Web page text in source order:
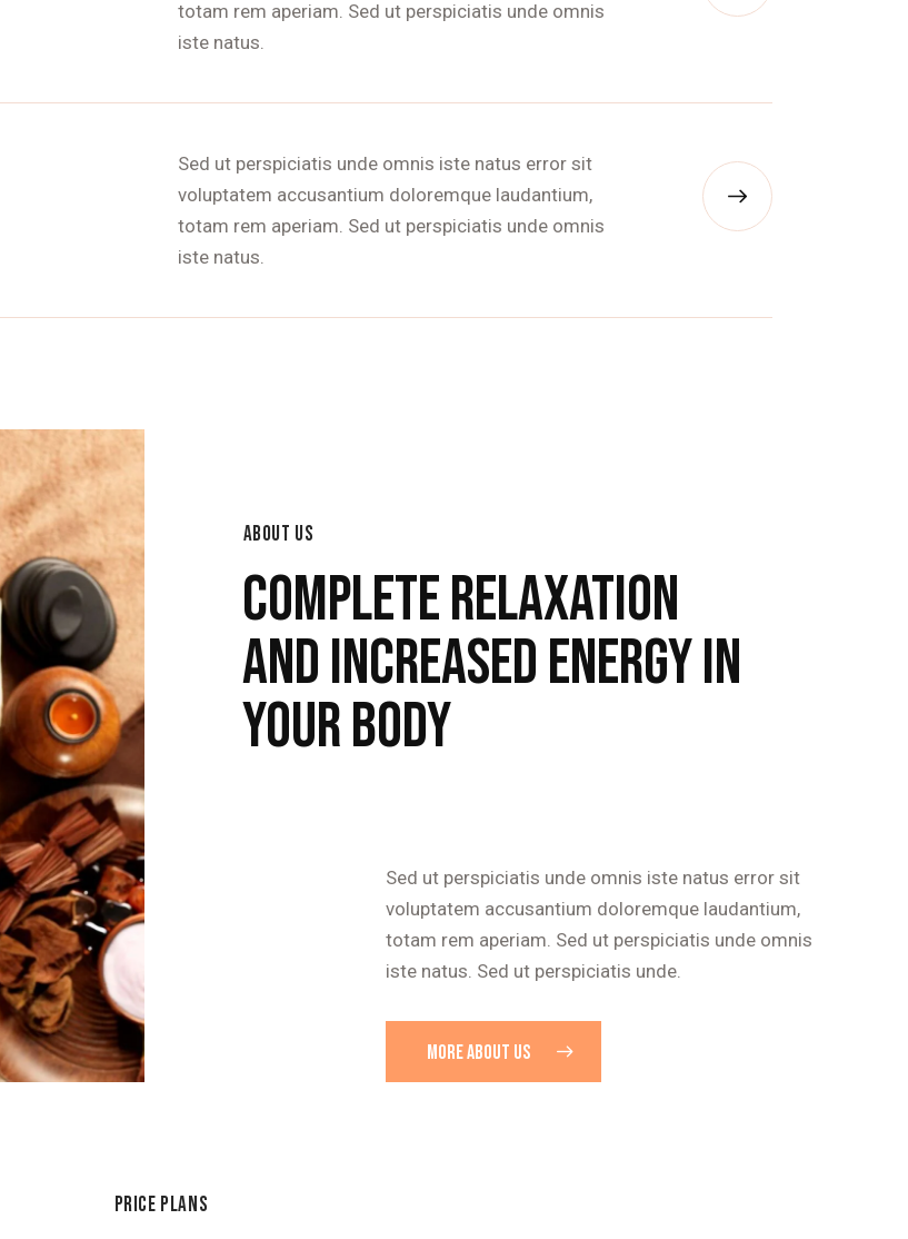
totam rem aperiam. Sed ut perspiciatis unde omnis
iste natus.
Sed ut perspiciatis unde omnis iste natus error sit
voluptatem accusantium doloremque laudantium,
totam rem aperiam. Sed ut perspiciatis unde omnis
iste natus.
ABOUT US
COMPLETE RELAXATION
AND INCREASED ENERGY IN
YOUR BODY
Sed ut perspiciatis unde omnis iste natus error sit
voluptatem accusantium doloremque laudantium,
totam rem aperiam. Sed ut perspiciatis unde omnis
iste natus. Sed ut perspiciatis unde.
MORE ABOUT US
PRICE PLANS